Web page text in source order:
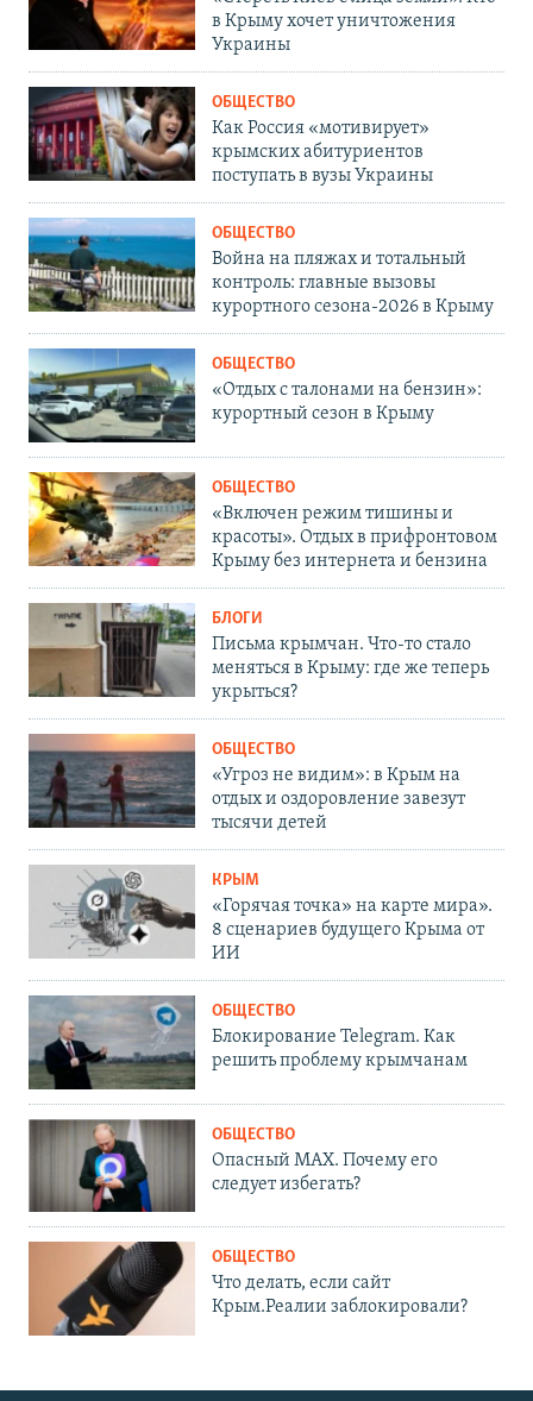
в Крыму хочет уничтожения
Украины
ОБЩЕСТВО
Как Россия «мотивирует»
крымских абитуриентов
поступать в вузы Украины
ОБЩЕСТВО
Война на пляжах и тотальный
контроль: главные вызовы
курортного сезона-2026 в Крыму
ОБЩЕСТВО
«Отдых с талонами на бензин»:
курортный сезон в Крыму
ОБЩЕСТВО
«Включен режим тишины и
красоты». Отдых в прифронтовом
Крыму без интернета и бензина
БЛОГИ
Письма крымчан. Что-то стало
меняться в Крыму: где же теперь
укрыться?
ОБЩЕСТВО
«Угроз не видим»: в Крым на
отдых и оздоровление завезут
тысячи детей
КРЫМ
«Горячая точка» на карте мира».
8 сценариев будущего Крыма от
ИИ
ОБЩЕСТВО
Блокирование Telegram. Как
решить проблему крымчанам
ОБЩЕСТВО
Опасный MAX. Почему его
следует избегать?
ОБЩЕСТВО
Что делать, если сайт
Крым.Реалии заблокировали?